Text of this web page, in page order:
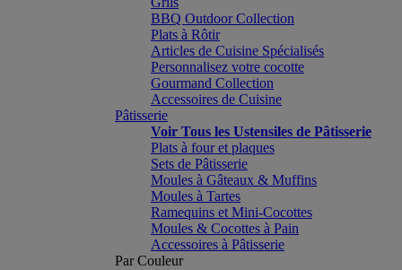
BBQ Outdoor Collection
Plats à Rôtir
Articles de Cuisine Spécialisés
Personnalisez votre cocotte
Gourmand Collection
Accessoires de Cuisine
Pâtisserie
Voir Tous les Ustensiles de Pâtisserie
Plats à four et plaques
Sets de Pâtisserie
Moules à Gâteaux & Muffins
Moules à Tartes
Ramequins et Mini-Cocottes
Moules & Cocottes à Pain
Accessoires à Pâtisserie
Par Couleur